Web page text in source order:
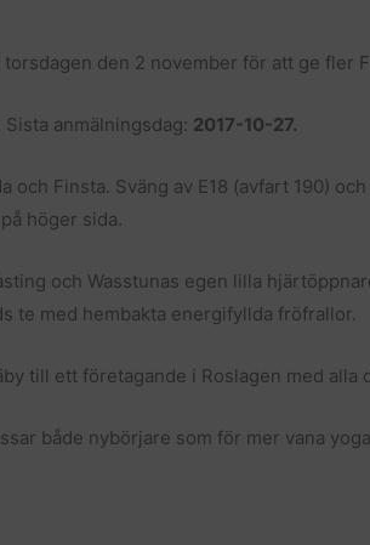
torsdagen den 2 november för att ge fler
anmälningsdag: 2017-10-27.
Finsta. Sväng av E18 (avfart 190)
höger sida.
och Wasstunas egen lilla
te med hembakta energifyllda fröfrallor.
till ett företagande i Roslagen med alla
både nybörjare som för mer vana